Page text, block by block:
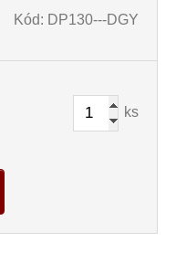
Kód: DP130---DGY
ks